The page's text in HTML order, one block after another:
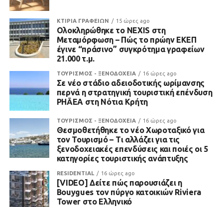
ΚΤΙΡΙΑ ΓΡΑΦΕΙΩΝ 15 ώρες ago
Ολοκληρώθηκε το NEXIS στη
Μεταμόρφωση – Πώς το πρώην ΕΚΕΠ
έγινε “πράσινο” συγκρότημα γραφείων
21.000 τ.μ.
ΤΟΥΡΙΣΜΟΣ - ΞΕΝΟΔΟΧΕΙΑ 16 ώρες ago
Σε νέο στάδιο αδειοδοτικής ωρίμανσης
περνά η στρατηγική τουριστική επένδυση
PHĀEA στη Νότια Κρήτη
ΤΟΥΡΙΣΜΟΣ - ΞΕΝΟΔΟΧΕΙΑ 16 ώρες ago
Θεσμοθετήθηκε το νέο Χωροταξικό για
τον Τουρισμό – Τι αλλάζει για τις
ξενοδοχειακές επενδύσεις και ποιές οι 5
κατηγορίες τουριστικής ανάπτυξης
RESIDENTIAL 16 ώρες ago
[VIDEO] Δείτε πώς παρουσιάζει η
Bouygues τον πύργο κατοικιών Riviera
Tower στο Ελληνικό